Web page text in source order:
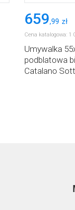
659,99 zł
Cena katalogowa: 1
Umywalka
podblatowa
Catalano